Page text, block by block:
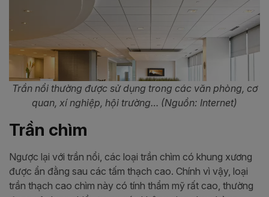
Trần nổi thường được sử dụng trong các văn phòng, cơ
quan, xí nghiệp, hội trường… (Nguồn: Internet)
Trần chìm
Ngược lại với trần nổi, các loại trần chìm có khung xương
được ẩn đằng sau các tấm thạch cao. Chính vì vậy, loại
trần thạch cao chìm này có tính thẩm mỹ rất cao, thường